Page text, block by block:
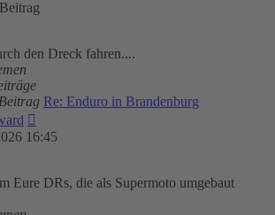
den Dreck fahren....
Re: Enduro in Brandenburg
Beitrag
16:45
Eure DRs, die als Supermoto umgebaut